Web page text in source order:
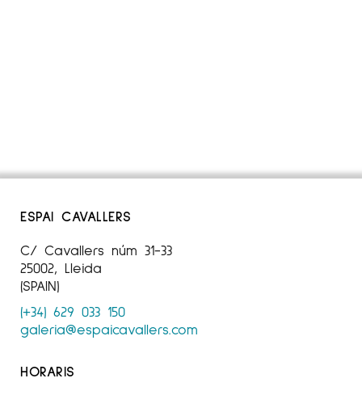
ESPAI CAVALLERS
C/ Cavallers núm 31-33
25002, Lleida
(SPAIN)
(+34) 629 033 150
galeria@espaicavallers.com
HORARIS